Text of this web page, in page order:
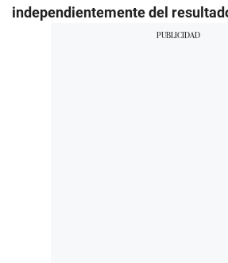
independientemente del